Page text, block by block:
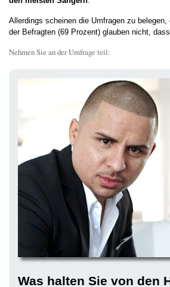
Allerdings scheinen die Umfragen zu
der Befragten (69 Prozent) glauben nicht,
Nehmen Sie an der Umfrage teil:
Was halten Sie von den